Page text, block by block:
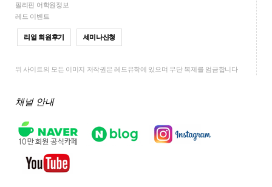
필리핀 어학원정보
레드 이벤트
리얼 회원후기 세미나신청
위 사이트의 모든 이미지 저작권은 레드유학에 있으며 무단 복제를 엄금합니다
채널 안내